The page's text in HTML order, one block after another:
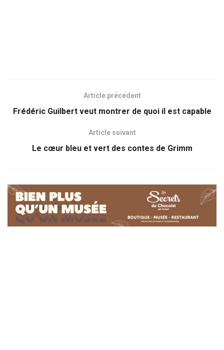
Article précédent
Frédéric Guilbert veut montrer de quoi il est capable
Article suivant
Le cœur bleu et vert des contes de Grimm